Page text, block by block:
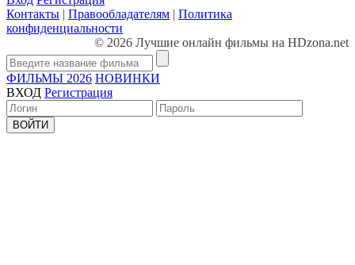
Контакты | Правообладателям | Политика
конфиденциальности
© 2026 Лучшие онлайн фильмы на HDzona.net
ФИЛЬМЫ 2026 НОВИНКИ
ВХОД Регистрация